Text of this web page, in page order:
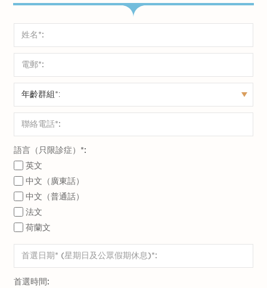
語言（只限診症）*:
英文
中文（廣東話）
中文（普通話）
法文
荷蘭文
首選時間: